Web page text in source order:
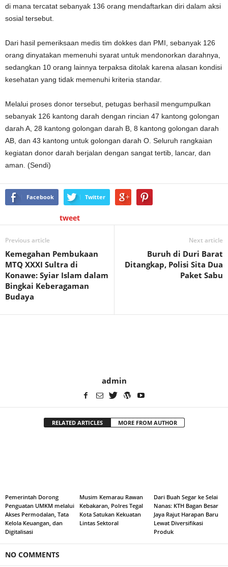
di mana tercatat sebanyak 136 orang mendaftarkan diri dalam aksi
sosial tersebut.
Dari hasil pemeriksaan medis tim dokkes dan PMI, sebanyak 126
orang dinyatakan memenuhi syarat untuk mendonorkan darahnya,
sedangkan 10 orang lainnya terpaksa ditolak karena alasan kondisi
kesehatan yang tidak memenuhi kriteria standar.
Melalui proses donor tersebut, petugas berhasil mengumpulkan
sebanyak 126 kantong darah dengan rincian 47 kantong golongan
darah A, 28 kantong golongan darah B, 8 kantong golongan darah
AB, dan 43 kantong untuk golongan darah O. Seluruh rangkaian
kegiatan donor darah berjalan dengan sangat tertib, lancar, dan
aman. (Sendi)
Facebook Twitter
tweet
Previous article
Kemegahan Pembukaan
MTQ XXXI Sultra di
Konawe: Syiar Islam dalam
Bingkai Keberagaman
Budaya
Next article
Buruh di Duri Barat
Ditangkap, Polisi Sita Dua
Paket Sabu
admin
RELATED ARTICLES MORE FROM AUTHOR
Pemerintah Dorong
Penguatan UMKM melalui
Akses Permodalan, Tata
Kelola Keuangan, dan
Digitalisasi
Musim Kemarau Rawan
Kebakaran, Polres Tegal
Kota Satukan Kekuatan
Lintas Sektoral
Dari Buah Segar ke Selai
Nanas: KTH Bagan Besar
Jaya Rajut Harapan Baru
Lewat Diversifikasi
Produk
NO COMMENTS